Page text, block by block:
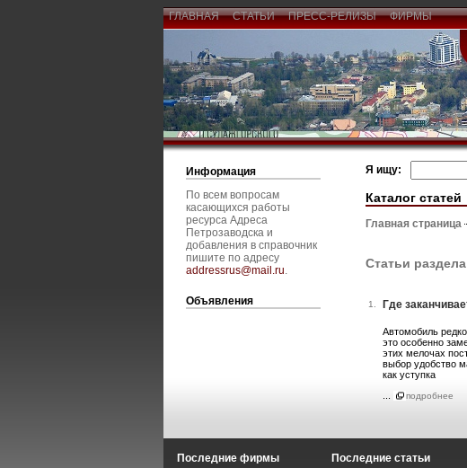
ГЛАВНАЯ СТАТЬИ ПРЕСС-РЕЛИЗЫ ФИРМЫ
Информация
По всем вопросам
касающихся работы
ресурса Адреса
Петрозаводска и
добавления в справочник
пишите по адресу
addressrus@mail.ru.
Объявления
Я ищу:
Каталог статей
Главная страница
Статьи
1. Где
Автомобиль
это особенно
этих мелочах
выбор удобство
как уступка
подробнее
Последние фирмы Последние статьи